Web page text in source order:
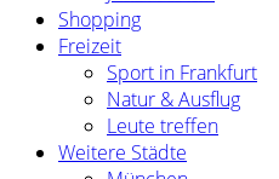
Shopping
Freizeit
Sport in Frankfurt
Natur & Ausflug
Leute treffen
Weitere Städte